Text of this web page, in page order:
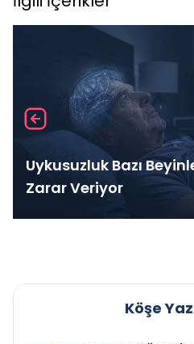
Uykusuzluk Bazı
Zarar Veriyor
Köşe